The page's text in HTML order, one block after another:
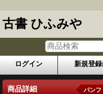
古書 ひふみや
ログイン 新規登
商品詳細 パン